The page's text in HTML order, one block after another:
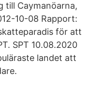
till Caymanöarna,
10-08 Rapport:
för att
SPT 10.08.2020
landet att